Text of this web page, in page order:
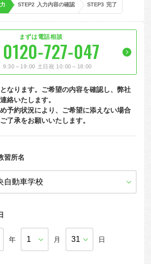
ん引
タッフがおすすめの教習所
習所
所
いしいと好評な教習所
習所
教習所
の合宿免許パンフレット
ール
得について
再試験
の再取得
26 件が見つかりました
エリア
STEP2 入力内容の確認 STEP3 完了
まずは電話相談
0120-727-047
9:30～19:00 土日祝 10:00～18:00
なります。ご希望の内容を確認し、弊社
絡いたします。
予約状況により、ご希望に添えない場合
了承をお願いいたします。
習所名
年 月 日